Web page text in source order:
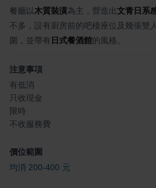
餐廳以木質裝潢為主，營造出文青日系
不多，設有廚房前的吧檯座位及幾張雙
圍，並帶有 日式餐酒館的風格。
注意事項
有低消
只收現金
限時
不收服務費
價位範圍
均消 200-400 元